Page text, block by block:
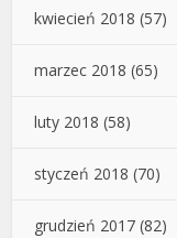
kwiecień 2018 (57)
marzec 2018 (65)
luty 2018 (58)
styczeń 2018 (70)
grudzień 2017 (82)